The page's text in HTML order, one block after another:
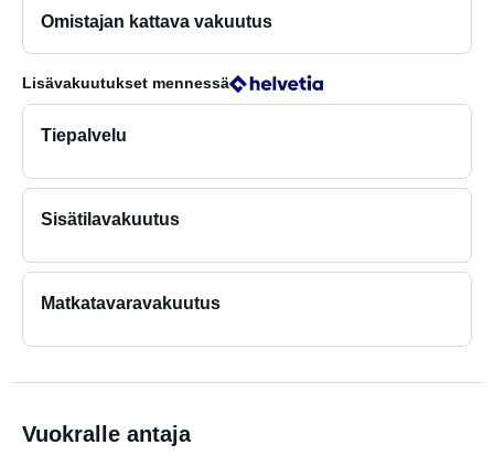
Omistajan kattava vakuutus
Lisävakuutukset mennessä
Tiepalvelu
Sisätilavakuutus
Matkatavaravakuutus
Vuokralle antaja